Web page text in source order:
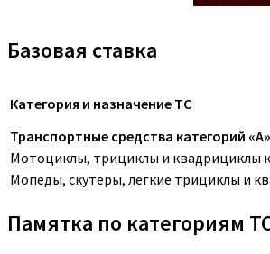
Базовая ставка
Категория и назначение ТС
Транспортные средства категорий
Мотоциклы, трициклы и квадрициклы
Мопеды, скутеры, легкие трициклы и
Памятка по категориям